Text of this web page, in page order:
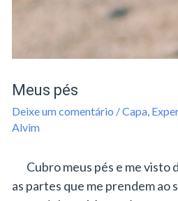
Meus pés
Deixe um comentário /Capa,
Alvim
Cubro meus pés e me visto
as partes que me prendem ao